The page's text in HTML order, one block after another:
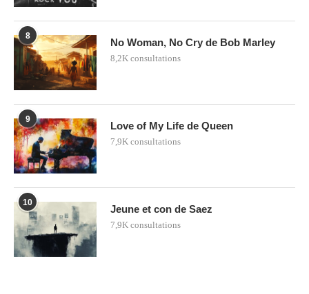
8
No Woman, No Cry de Bob Marley
8,2K consultations
9
Love of My Life de Queen
7,9K consultations
10
Jeune et con de Saez
7,9K consultations